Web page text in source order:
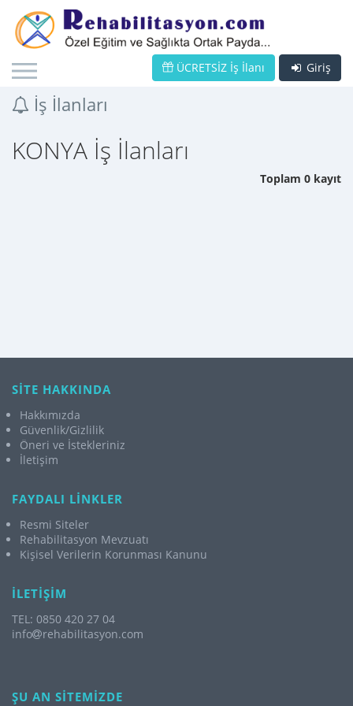
Giriş
ÜCRETSİZ İş İlanı
İş İlanları
KONYA İş İlanları
Toplam 0 kayıt
SİTE HAKKINDA
Hakkımızda
Güvenlik/Gizlilik
Öneri ve İstekleriniz
İletişim
FAYDALI LİNKLER
Resmi Siteler
Rehabilitasyon Mevzuatı
Kişisel Verilerin Korunması Kanunu
İLETİŞİM
TEL: 0850 420 27 04
info
rehabilitasyon.com
ŞU AN SİTEMİZDE